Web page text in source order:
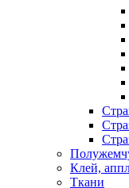
Клей,
Ткани